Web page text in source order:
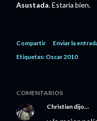
Asustada. Estaría bien.
Compartir
Enviar la
Etiquetas: Oscar 2010
COMENTARIOS
Christian dijo…